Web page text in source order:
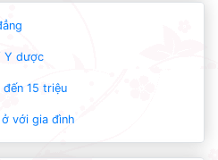
Y dược
đến 15 triệu
với gia đình